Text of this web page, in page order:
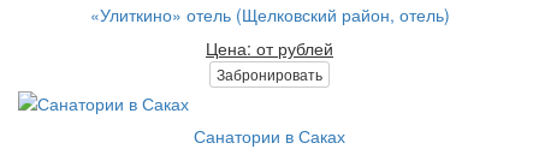
«Улиткино» отель (Щелковский район, отель)
Цена: от рублей
Забронировать
Санатории в Саках